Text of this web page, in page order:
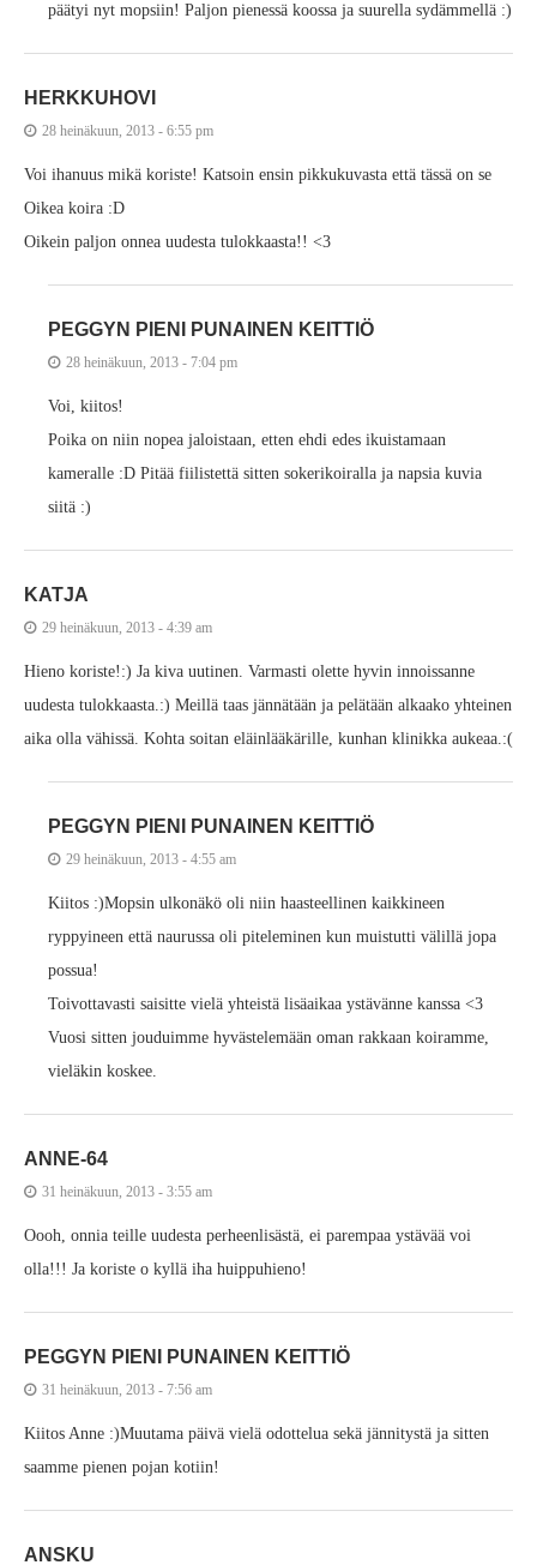
päätyi nyt mopsiin! Paljon pienessä koossa ja suurella sydämmellä :)
HERKKUHOVI
28 heinäkuun, 2013 - 6:55 pm
Voi ihanuus mikä koriste! Katsoin ensin pikkukuvasta että tässä on se
Oikea koira :D
Oikein paljon onnea uudesta tulokkaasta!! <3
PEGGYN PIENI PUNAINEN KEITTIÖ
28 heinäkuun, 2013 - 7:04 pm
Voi, kiitos!
Poika on niin nopea jaloistaan, etten ehdi edes ikuistamaan
kameralle :D Pitää fiilistettä sitten sokerikoiralla ja napsia kuvia
siitä :)
KATJA
29 heinäkuun, 2013 - 4:39 am
Hieno koriste!:) Ja kiva uutinen. Varmasti olette hyvin innoissanne
uudesta tulokkaasta.:) Meillä taas jännätään ja pelätään alkaako yhteinen
aika olla vähissä. Kohta soitan eläinlääkärille, kunhan klinikka aukeaa.:(
PEGGYN PIENI PUNAINEN KEITTIÖ
29 heinäkuun, 2013 - 4:55 am
Kiitos :)Mopsin ulkonäkö oli niin haasteellinen kaikkineen
ryppyineen että naurussa oli piteleminen kun muistutti välillä jopa
possua!
Toivottavasti saisitte vielä yhteistä lisäaikaa ystävänne kanssa <3
Vuosi sitten jouduimme hyvästelemään oman rakkaan koiramme,
vieläkin koskee.
ANNE-64
31 heinäkuun, 2013 - 3:55 am
Oooh, onnia teille uudesta perheenlisästä, ei parempaa ystävää voi
olla!!! Ja koriste o kyllä iha huippuhieno!
PEGGYN PIENI PUNAINEN KEITTIÖ
31 heinäkuun, 2013 - 7:56 am
Kiitos Anne :)Muutama päivä vielä odottelua sekä jännitystä ja sitten
saamme pienen pojan kotiin!
ANSKU